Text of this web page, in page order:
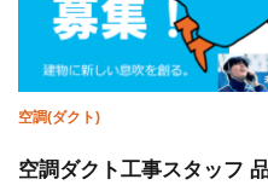
空調(ダクト)
空調ダクト工事スタッフ